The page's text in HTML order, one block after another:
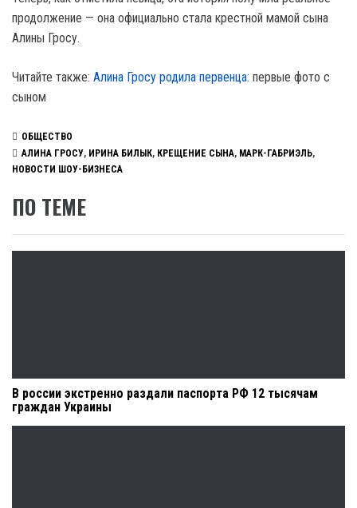
продолжение — она официально стала крестной мамой сына
Алины Гросу.
Читайте также: Алина Гросу родила первенца: первые фото с
сыном
ОБЩЕСТВО
АЛИНА ГРОСУ, ИРИНА БИЛЫК, КРЕЩЕНИЕ СЫНА, МАРК-ГАБРИЭЛЬ,
НОВОСТИ ШОУ-БИЗНЕСА
ПО ТЕМЕ
В россии экстренно раздали паспорта РФ 12 тысячам
граждан Украины